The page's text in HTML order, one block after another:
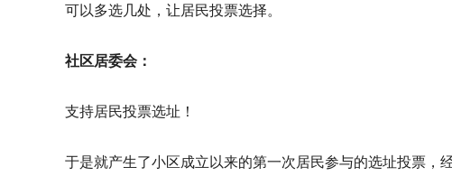
可以多选几处，让居民投票选择。
社区居委会：
支持居民投票选址！
于是就产生了小区成立以来的第一次居民参与的选址投票，